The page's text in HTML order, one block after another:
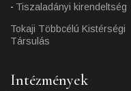
Tiszaladányi kirendeltség
Tokaji Többcélú Kistérségi
Társulás
Intézmények